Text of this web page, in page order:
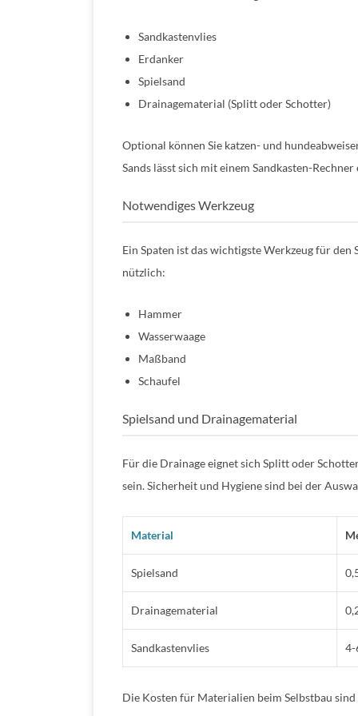
Sandkastenvlies
Erdanker
Spielsand
Drainagematerial (Splitt oder Schotter)
Optional können Sie katzen- und
Sands lässt sich mit einem Sandkasten-
Notwendiges Werkzeug
Ein Spaten ist das wichtigste Werkzeug für
nützlich:
Hammer
Wasserwaage
Maßband
Schaufel
Spielsand und Drainagematerial
Für die Drainage eignet sich Splitt oder
sein. Sicherheit und Hygiene sind bei der
Material
Spielsand
Drainagematerial
Sandkastenvlies 4-
Die Kosten für Materialien beim Selbstbau